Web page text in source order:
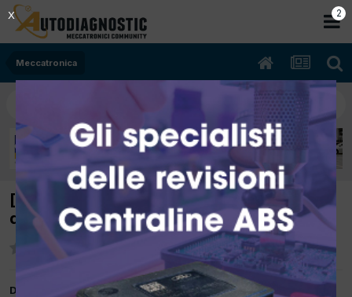
Meccatronica
[focus 07/2002 1.8cc F9DA 85Kw Diesel]
quando tira va in recovery con errore P0251
Da delta
2
X